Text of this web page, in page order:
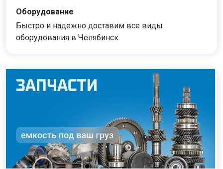
Оборудование
Быстро и надежно доставим все виды
оборудования в Челябинск.